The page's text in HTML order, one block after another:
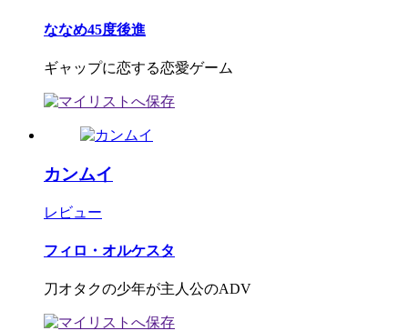
ななめ45度後進
ギャップに恋する恋愛ゲーム
カンムイ
レビュー
フィロ・オルケスタ
刀オタクの少年が主人公のADV